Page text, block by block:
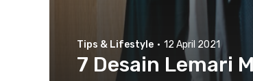
Tips & Lifestyle · 12 April 2021
7 Desain Lemari